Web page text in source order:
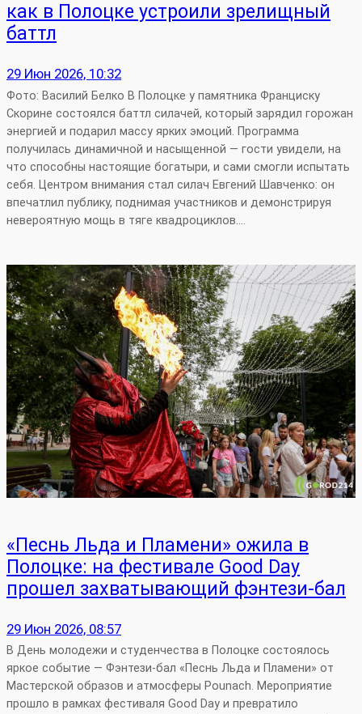
как в Полоцке устроили зрелищный
баттл
29 Июн 2026, 10:32
Фото: Василий Белко В Полоцке у памятника Франциску
Скорине состоялся баттл силачей, который зарядил горожан
энергией и подарил массу ярких эмоций. Программа
получилась динамичной и насыщенной — гости увидели, на
что способны настоящие богатыри, и сами смогли испытать
себя. Центром внимания стал силач Евгений Шавченко: он
впечатлил публику, поднимая участников и демонстрируя
невероятную мощь в тяге квадроциклов.…
«Песнь Льда и Пламени» ожила в
Полоцке: на фестивале Good Day
прошел захватывающий фэнтези‑бал
29 Июн 2026, 08:57
В День молодежи и студенчества в Полоцке состоялось
яркое событие — Фэнтези‑бал «Песнь Льда и Пламени» от
Мастерской образов и атмосферы Pounach. Мероприятие
прошло в рамках фестиваля Good Day и превратило